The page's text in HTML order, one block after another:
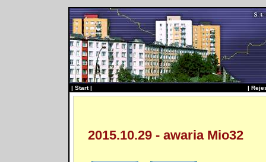
| Start| |
2015.10.29 - awaria Mio32